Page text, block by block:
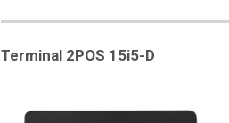
Terminal 2POS 15i5-D